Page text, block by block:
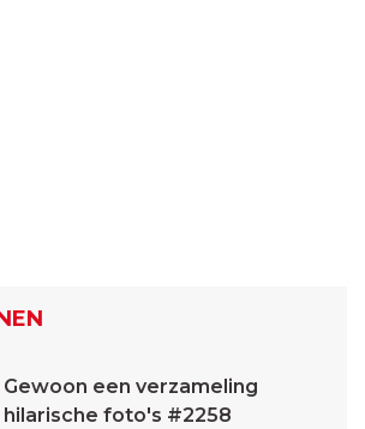
Gewoon een verzameling
hilarische foto's #2258